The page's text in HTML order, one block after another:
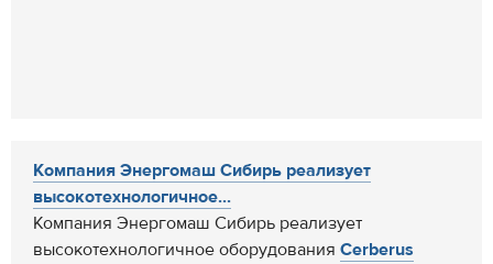
Компания Энергомаш Сибирь реализует
высокотехнологичное...
Компания Энергомаш Сибирь реализует
высокотехнологичное оборудования Cerberus